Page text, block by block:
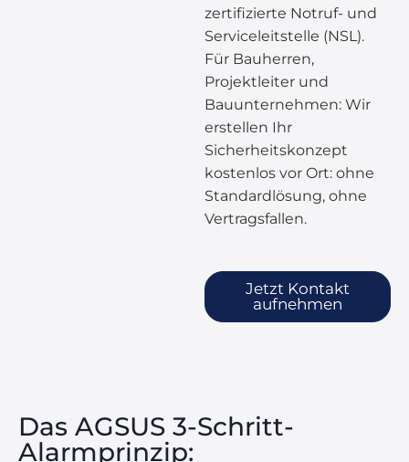
zertifizierte Notruf- und
Serviceleitstelle (NSL).
Für Bauherren,
Projektleiter und
Bauunternehmen: Wir
erstellen Ihr
Sicherheitskonzept
kostenlos vor Ort: ohne
Standardlösung, ohne
Vertragsfallen.
Jetzt Kontakt
aufnehmen
Das AGSUS 3-Schritt-
Alarmprinzip: